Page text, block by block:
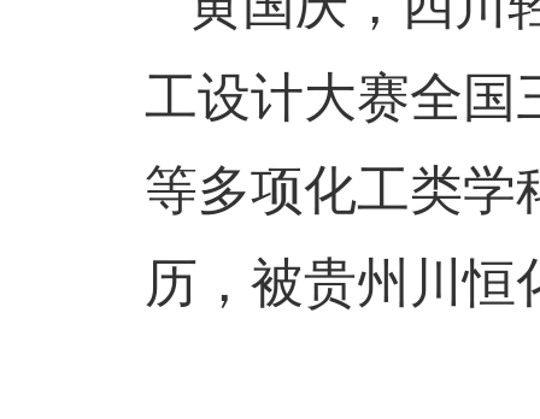
工设计大赛全国
等多项化工类学
历， 被贵州川恒